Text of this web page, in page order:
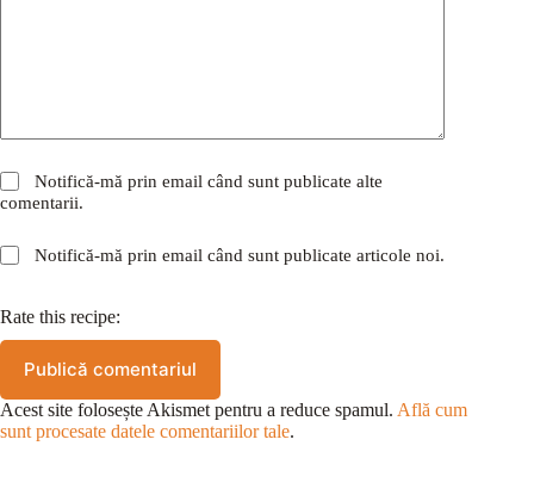
Notifică-mă prin email când sunt publicate alte
comentarii.
Notifică-mă prin email când sunt publicate articole noi.
Rate this recipe:
Publică comentariul
Acest site folosește Akismet pentru a reduce spamul. Află cum
sunt procesate datele comentariilor tale.